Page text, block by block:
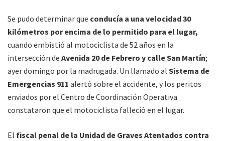
Se pudo determinar que conducía a una velocidad 30
kilómetros por encima de lo permitido para el lugar,
cuando embistió al motociclista de 52 años en la
intersección de Avenida 20 de Febrero y calle San Martín;
ayer domingo por la madrugada. Un llamado al Sistema de
Emergencias 911 alertó sobre el accidente, y los peritos
enviados por el Centro de Coordinación Operativa
constataron que el motociclista falleció en el lugar.
El fiscal penal de la Unidad de Graves Atentados contra